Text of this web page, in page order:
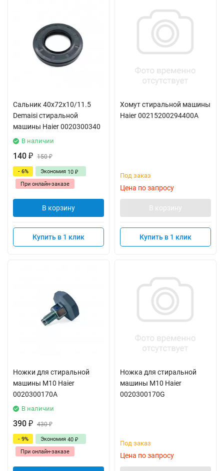
Сальник 40x72x10/11.5
Demaisi стиральной
машины Haier 0020300340
В наличии
140 ₽ 150₽
- 6% Экономия 10 ₽
При онлайн-заказе
В корзину
Купить в 1 клик
Хомут стиральной машины
Haier 00215200294400A
Под заказ
Цена по запросу
В корзину
Купить в 1 клик
Ножки для стиральной
машины М10 Haier
0020300170A
В наличии
390 ₽ 430₽
- 9% Экономия 40 ₽
При онлайн-заказе
Ножка для стиральной
машины М10 Haier
0020300170G
Под заказ
Цена по запросу